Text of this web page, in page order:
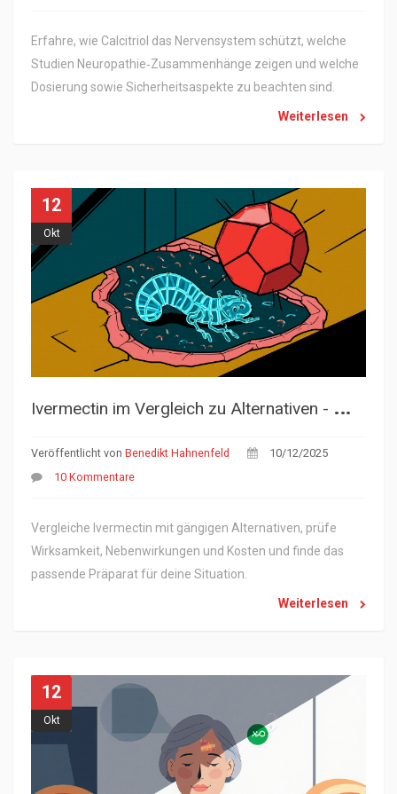
Erfahre, wie Calcitriol das Nervensystem schützt, welche
Studien Neuropathie‑Zusammenhänge zeigen und welche
Dosierung sowie Sicherheitsaspekte zu beachten sind.
Weiterlesen
12
Okt
I
vermectin im Vergleich zu Alternativen - Wirksamkeit, Sicherheit & Kosten
Veröffentlicht von Benedikt Hahnenfeld
10/12/2025
10 Kommentare
Vergleiche Ivermectin mit gängigen Alternativen, prüfe
Wirksamkeit, Nebenwirkungen und Kosten und finde das
passende Präparat für deine Situation.
Weiterlesen
12
Okt